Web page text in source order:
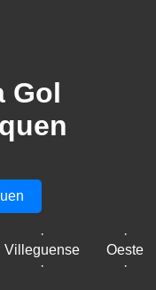
Gol
·
Villeguense
·
·
Oeste
·